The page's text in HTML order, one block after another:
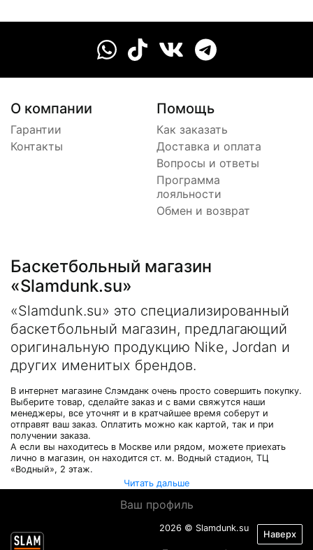
О компании
Гарантии
Контакты
Помощь
Как заказать
Доставка и оплата
Вопросы и ответы
Программа
лояльности
Обмен и возврат
Баскетбольный магазин
«Slamdunk.su»
«Slamdunk.su» это специализированный
баскетбольный магазин, предлагающий
оригинальную продукцию Nike, Jordan и
других именитых брендов.
В интернет магазине Слэмданк очень просто совершить покупку.
Выберите товар, сделайте заказ и с вами свяжутся наши
менеджеры, все уточнят и в кратчайшее время соберут и
отправят ваш заказ. Оплатить можно как картой, так и при
получении заказа.
А если вы находитесь в Москве или рядом, можете приехать
лично в магазин, он находится ст. м. Водный стадион, ТЦ
«Водный», 2 этаж.
Читать дальше
Ваш профиль
Наверх
2026 © Slamdunk.su